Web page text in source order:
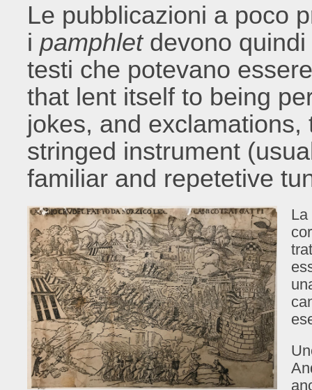
Le pubblicazioni a poco
ipamphletdevono quindi
testi che potevano
that lent itself to being
jokes, and
stringed instrument
familiar and repetetive
La